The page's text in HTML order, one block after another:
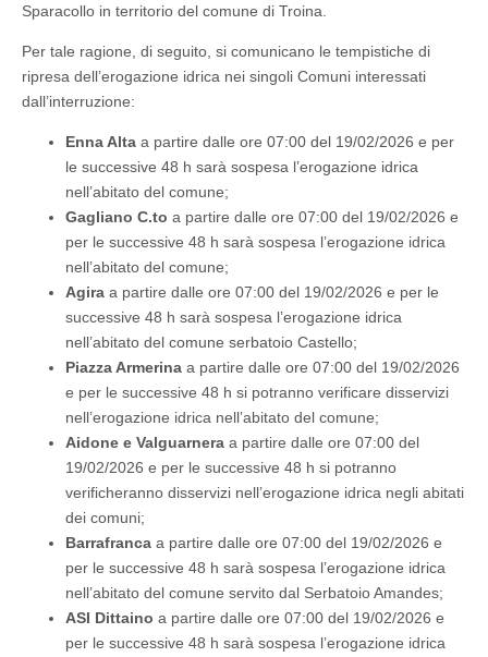
Sparacollo in territorio del comune di Troina.
Per tale ragione, di seguito, si comunicano le tempistiche di
ripresa dell’erogazione idrica nei singoli Comuni interessati
dall’interruzione:
Enna Alta a partire dalle ore 07:00 del 19/02/2026 e per
le successive 48 h sarà sospesa l’erogazione idrica
nell’abitato del comune;
Gagliano C.to a partire dalle ore 07:00 del 19/02/2026 e
per le successive 48 h sarà sospesa l’erogazione idrica
nell’abitato del comune;
Agira a partire dalle ore 07:00 del 19/02/2026 e per le
successive 48 h sarà sospesa l’erogazione idrica
nell’abitato del comune serbatoio Castello;
Piazza Armerina a partire dalle ore 07:00 del 19/02/2026
e per le successive 48 h si potranno verificare disservizi
nell’erogazione idrica nell’abitato del comune;
Aidone e Valguarnera a partire dalle ore 07:00 del
19/02/2026 e per le successive 48 h si potranno
verificheranno disservizi nell’erogazione idrica negli abitati
dei comuni;
Barrafranca a partire dalle ore 07:00 del 19/02/2026 e
per le successive 48 h sarà sospesa l’erogazione idrica
nell’abitato del comune servito dal Serbatoio Amandes;
ASI Dittaino a partire dalle ore 07:00 del 19/02/2026 e
per le successive 48 h sarà sospesa l’erogazione idrica